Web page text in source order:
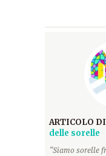
ARTICOLO
delle sorelle
“Siamo sorelle